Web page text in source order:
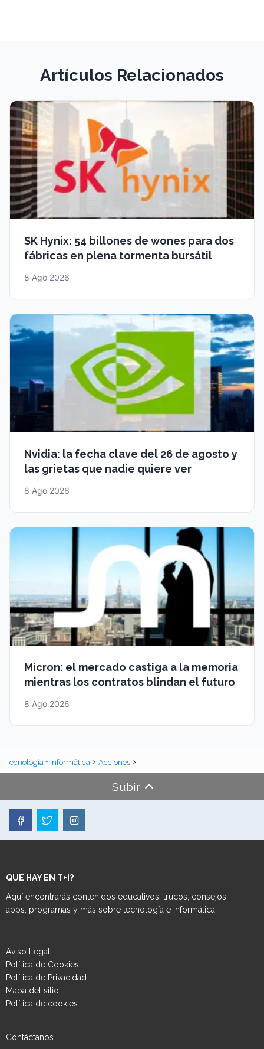
Artículos Relacionados
SK Hynix: 54 billones de wones para dos
fábricas en plena tormenta bursátil
8 Ago 2026
Nvidia: la fecha clave del 26 de agosto y
las grietas que nadie quiere ver
8 Ago 2026
Micron: el mercado castiga a la memoria
mientras los contratos blindan el futuro
8 Ago 2026
Tecnología + Informática Acciones
Subir
QUE HAY EN T+I?
Aquí encontrarás contenidos educativos, trucos, consejos,
apps, programas y más sobre tecnología e informática.
Aviso Legal
Política de Cookies
Política de Privacidad
Mapa del sitio
Política de cookies
Contáctanos